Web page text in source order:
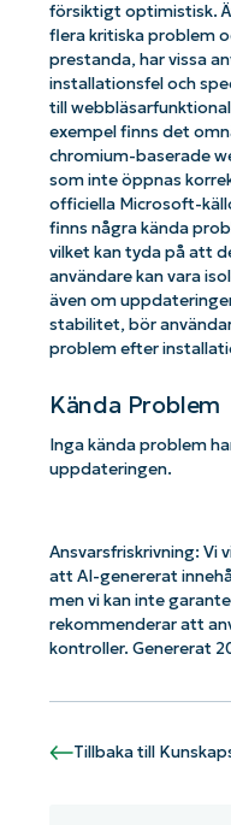
försiktigt optimistisk.
flera kritiska problem
prestanda, har vissa
installationsfel och
till
exempel finns det
chromium-baserade
som inte öppnas
officiella Microsoft-
finns några kända
vilket kan tyda på att
användare kan vara
även om
stabilitet, bör
problem efter
Kända Problem
Inga kända problem
uppdateringen.
Ansvarsfriskrivning: Vi
att AI-genererat
men vi kan inte
rekommenderar att
kontroller. Genererat
Tillbaka till